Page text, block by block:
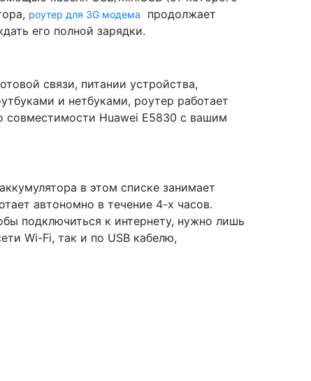
роутер для 3G модема
продолжает
его полной зарядки.
связи, питании устройства,
и нетбуками, роутер работает
совместимости Huawei E5830 с вашим
в этом списке занимает
автономно в течение 4-х часов.
подключиться к интернету, нужно лишь
Wi-Fi, так и по USB кабелю,